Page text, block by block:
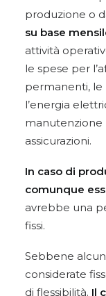
produzione o
su base
attività
le spese per
permanenti,
l’energia
manutenzione
assicurazioni.
In caso di
comunque
avrebbe una
fissi.
Sebbene
considerate
di flessibilità. Il